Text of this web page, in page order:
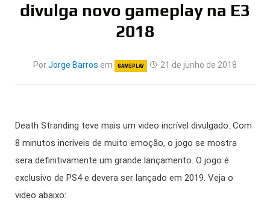
divulga novo gameplay na E3
2018
PorJorge Barros em GAMEPLAY 21 de junho de 2018
Death Stranding teve mais um video incrível divulgado. Com
8 minutos incríveis de muito emoção, o jogo se mostra
sera definitivamente um grande lançamento. O jogo é
exclusivo de PS4 e devera ser lançado em 2019. Veja o
video abaixo: